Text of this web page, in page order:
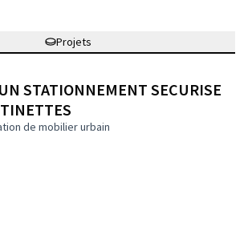
Projets
STATIONNEMENT SECURISE
de mobilier urbain